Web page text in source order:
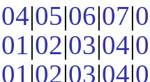
04|05|06|07|
01|02|03|04|
01|02|03|04|